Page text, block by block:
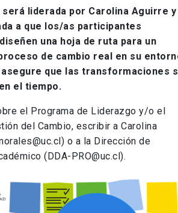
será liderada por Carolina Aguirre y
a que los/as participantes
una hoja de ruta para un
de cambio real en su
asegure que las transformaciones
el tiempo.
el Programa de Liderazgo y/o el
del Cambio, escribir a Carolina
o a la Dirección de
(DDA-PRO@uc.cl).